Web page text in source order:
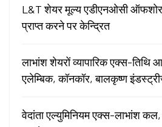
L&T शेयर मूल्य एडीएनओसी
प्राप्त करने पर केन्द्रित
लाभांश शेयरों व्यापारिक एक्स-
एलेम्बिक, कॉनकॉर, बालकृष्ण
वेदांता एल्युमिनियम एक्स-लाभांश